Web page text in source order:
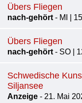
Übers Fliegen
nach-gehört - MI |
Übers Fliegen
nach-gehört - SO |
Schwedische
Siljansee
Anzeige - 21. Mai